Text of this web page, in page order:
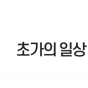
예약안내초가의 일상